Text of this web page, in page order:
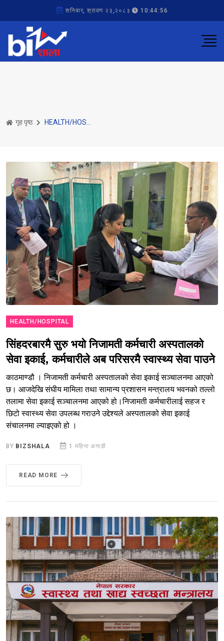
शनिबार, श्रावण २३,२०८३ 10:44:56
गृह पृष्ठ
HEALTH/HOSPITAL
सिंहदरबारमै सुरु भयो निजामती कर्मचारी अस्पतालको
सेवा इकाई, कर्मचारीले अब परिसरमै स्वास्थ्य सेवा पाउने
काठमाण्डौ । निजामती कर्मचारी अस्पतालको सेवा इकाई सञ्चालनमा आएको
छ। आजदेखि संघीय मामिला तथा सामान्य प्रशासन मन्त्रालय भवनको तल्लो
तलामा सेवा इकाई सञ्चालनमा आएको हो।निजामती कर्मचारीलाई सहज र
छिटो स्वास्थ्य सेवा उपलब्ध गराउने उद्देश्यले अस्पतालको सेवा इकाई
संचालनमा ल्याइएको हो ।
BY BIZSHALA 1 महिना अगाडी
READ MORE